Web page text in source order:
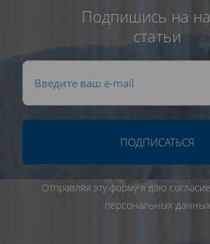
Подпишись на
статьи
ПОДПИСАТЬСЯ
Отправляя эту форму я даю
персональных данных